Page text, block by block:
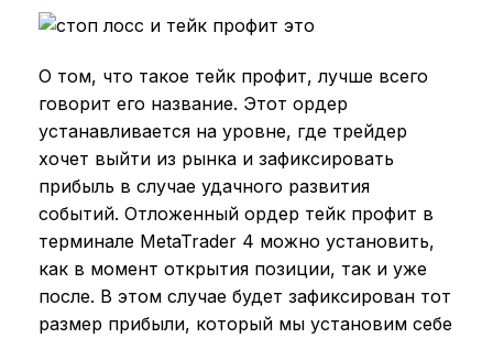
О том, что такое тейк профит, лучше всего
говорит его название. Этот ордер
устанавливается на уровне, где трейдер
хочет выйти из рынка и зафиксировать
прибыль в случае удачного развития
событий. Отложенный ордер тейк профит в
терминале MetaTrader 4 можно установить,
как в момент открытия позиции, так и уже
после. В этом случае будет зафиксирован тот
размер прибыли, который мы установим себе